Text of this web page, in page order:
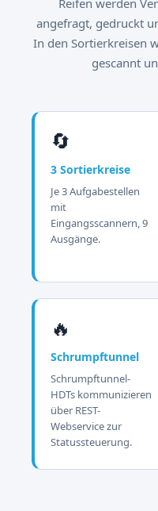
angefragt, gedruckt
In den Sortierkreisen
gescannt
🔄
3 Sortierkreise
Je 3 Aufgabestellen
mit
Eingangsscannern, 9
Ausgänge.
🔥
Schrumpftunnel
Schrumpftunnel-
HDTs kommunizieren
über REST-
Webservice zur
Statussteuerung.